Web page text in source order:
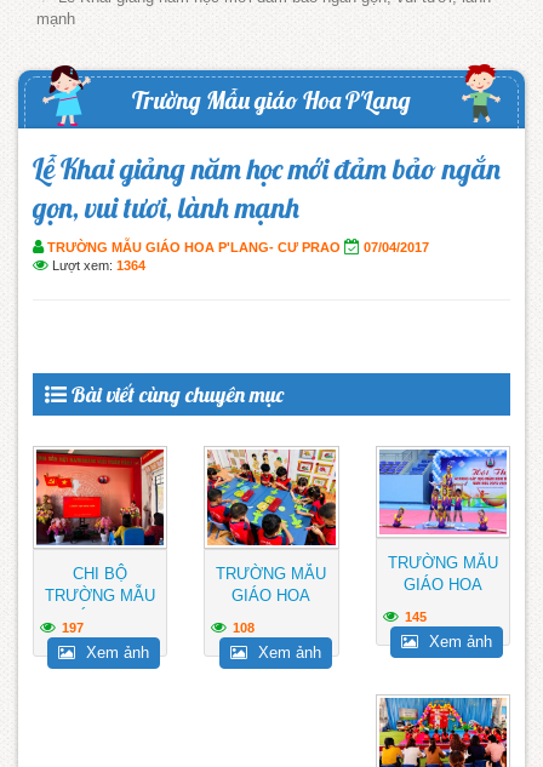
mạnh
Trường Mẫu giáo Hoa P'Lang
Lễ Khai giảng năm học mới đảm bảo ngắn
gọn, vui tươi, lành mạnh
TRƯỜNG MẪU GIÁO HOA P'LANG- CƯ PRAO
07/04/2017
Lượt xem: 1364
Bài viết cùng chuyên mục
CHI BỘ
TRƯỜNG MẪU
P’LANG LÀM LỄ
KẾT NẠP...
197
Xem ảnh
TRƯỜNG MẪU
GIÁO HOA
HƯỞNG ỨNG
KỶ NIỆM 51
108
Xem ảnh
TRƯỜNG MẪU
GIÁO HOA
HÀO THAM GIA
HỘI THI...
145
Xem ảnh